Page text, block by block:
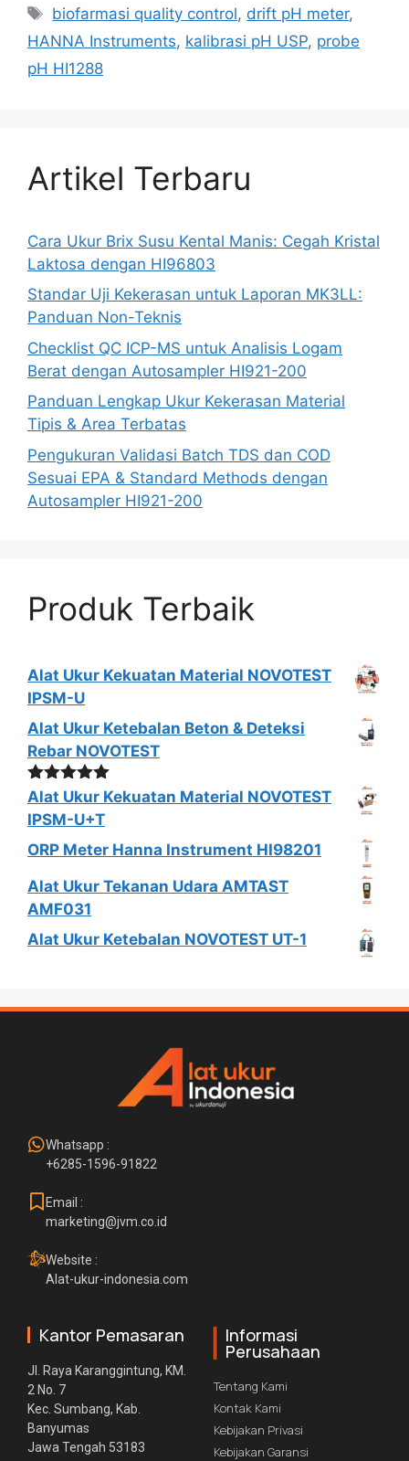
biofarmasi quality control, drift pH meter,
HANNA Instruments, kalibrasi pH USP, probe
pH HI1288
Artikel Terbaru
Cara Ukur Brix Susu Kental Manis: Cegah Kristal
Laktosa dengan HI96803
Standar Uji Kekerasan untuk Laporan MK3LL:
Panduan Non-Teknis
Checklist QC ICP-MS untuk Analisis Logam
Berat dengan Autosampler HI921-200
Panduan Lengkap Ukur Kekerasan Material
Tipis & Area Terbatas
Pengukuran Validasi Batch TDS dan COD
Sesuai EPA & Standard Methods dengan
Autosampler HI921-200
Produk Terbaik
Alat Ukur Kekuatan Material NOVOTEST
IPSM-U
Alat Ukur Ketebalan Beton & Deteksi
Rebar NOVOTEST
Dinilai5.00
dari 5
Alat Ukur Kekuatan Material NOVOTEST
IPSM-U+T
ORP Meter Hanna Instrument HI98201
Alat Ukur Tekanan Udara AMTAST
AMF031
Alat Ukur Ketebalan NOVOTEST UT-1
Whatsapp :
+6285-1596-91822
Email :
marketing@jvm.co.id
Website :
Alat-ukur-indonesia.com
Kantor Pemasaran
Jl. Raya Karanggintung, KM.
2 No. 7
Kec. Sumbang, Kab.
Banyumas
Jawa Tengah 53183
Informasi
Perusahaan
Tentang Kami
Kontak Kami
Kebijakan Privasi
Kebijakan Garansi